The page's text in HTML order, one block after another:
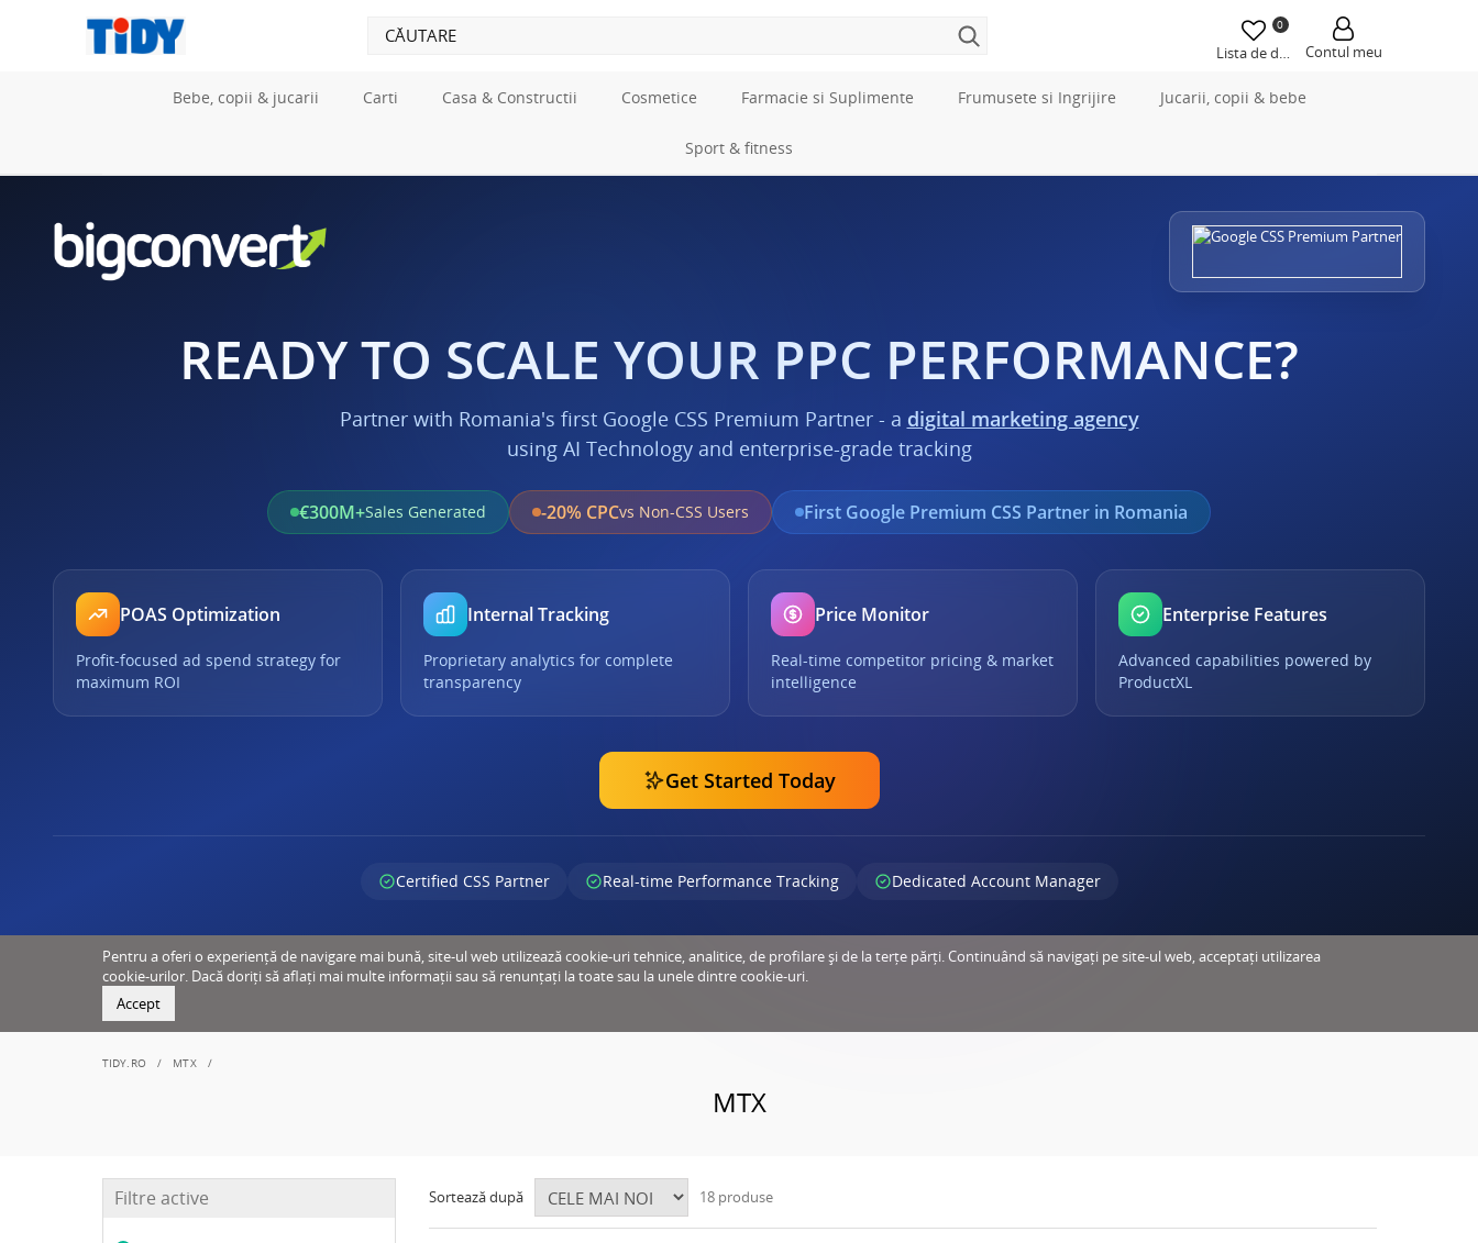
0
Lista de dorințeContul meu
Bebe, copii & jucarii Carti Casa & Constructii Cosmetice Farmacie si Suplimente Frumusete si Ingrijire Jucarii, copii & bebe
Sport & fitness
READY TO SCALE YOUR PPC PERFORMANCE?
Partner with Romania's first Google CSS Premium Partner - a digital marketing agency
using AI Technology and enterprise-grade tracking
€300M+Sales Generated -20% CPCvs Non-CSS Users First Google Premium CSS Partner in Romania
POAS Optimization
Profit-focused ad spend strategy for
maximum ROI
Internal Tracking
Proprietary analytics for complete
transparency
Price Monitor
Real-time competitor pricing & market
intelligence
Enterprise Features
Advanced capabilities powered by
ProductXL
Get Started Today
Certified CSS Partner Real-time Performance Tracking Dedicated Account Manager
Pentru a oferi o experiență de navigare mai bună, site-ul web utilizează cookie-uri tehnice, analitice, de profilare și de la terțe părți. Continuând să navigați pe site-ul web, acceptați utilizarea
cookie-urilor. Dacă doriți să aflați mai multe informații sau să renunțați la toate sau la unele dintre cookie-uri.
Accept
TIDY.RO MTX
MTX
Filtre active Sortează după 18 produse